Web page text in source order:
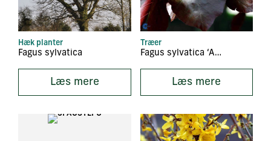
Hæk planter
Fagus sylvatica
Læs mere
Træer
Fagus sylvatica ‘Atropunicea’
Læs mere